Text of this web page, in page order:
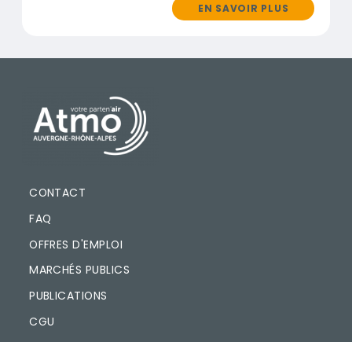
EN SAVOIR PLUS
PIED DE PAGE
CONTACT
FAQ
OFFRES D'EMPLOI
MARCHÉS PUBLICS
PUBLICATIONS
CGU